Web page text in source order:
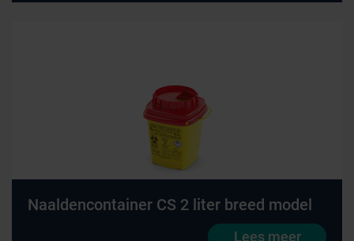
Naaldencontainer CS 2 liter breed model
Lees meer